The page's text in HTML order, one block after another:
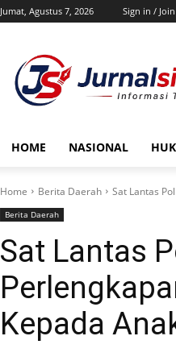
Jumat, Agustus 7, 2026 Sign in / Join
HOME NASIONAL
Home Berita Daerah Sat Lantas
Berita Daerah
Sat Lantas
Kepada